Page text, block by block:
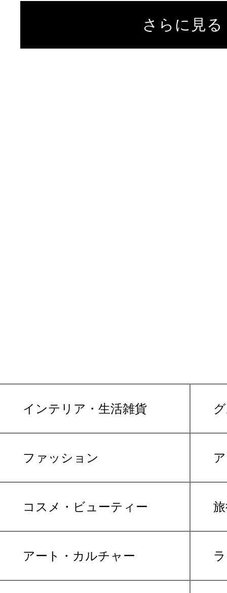
さらに見る
インテリア・生活雑貨
ファッション
コスメ・ビューティー
アート・カルチャー